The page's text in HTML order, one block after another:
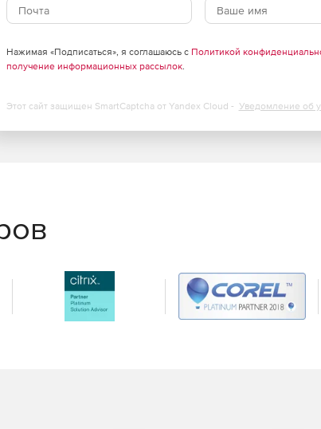
Нажимая «Подписаться», я соглашаюсь с Политикой
получение информационных рассылок.
Этот сайт защищен SmartCaptcha от Yandex Cloud - Уведомление об